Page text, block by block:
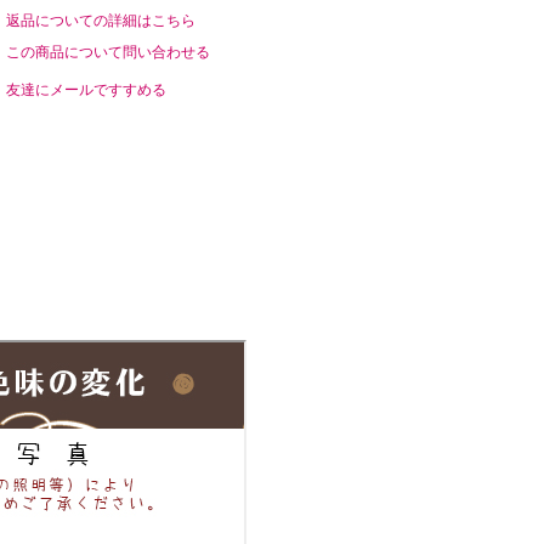
返品についての詳細はこちら
この商品について問い合わせる
友達にメールですすめる